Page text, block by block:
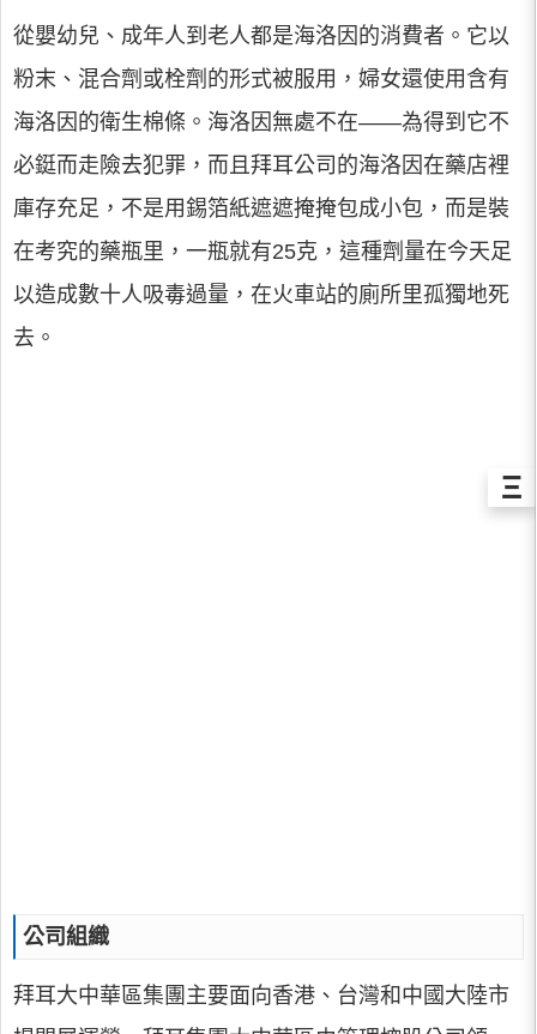
從嬰幼兒、成年人到老人都是海洛因的消費者。它以
粉末、混合劑或栓劑的形式被服用，婦女還使用含有
海洛因的衛生棉條。海洛因無處不在——為得到它不
必鋌而走險去犯罪，而且拜耳公司的海洛因在藥店裡
庫存充足，不是用錫箔紙遮遮掩掩包成小包，而是裝
在考究的藥瓶里，一瓶就有25克，這種劑量在今天足
以造成數十人吸毒過量，在火車站的廁所里孤獨地死
去。
公司組織
拜耳大中華區集團主要面向香港、台灣和中國大陸市
Ξ